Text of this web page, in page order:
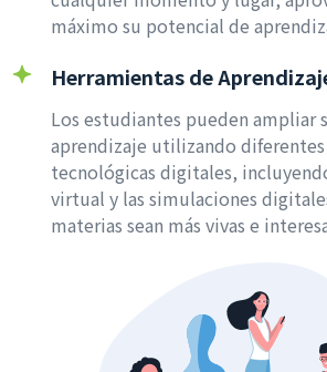
máximo su potencial de
Herramientas de
Los estudiantes pueden ampliar
aprendizaje utilizando
tecnológicas digitales,
virtual y las simulaciones
materias sean más vivas e